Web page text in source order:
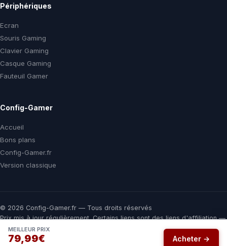
MEILLEUR PRIX
79,99€ Acheter →
Périphériques
Ecran
Souris Gaming
Clavier Gaming
Casque Gaming
Fauteuil Gamer
Config-Gamer
Accueil
Bons plans
Config-Gamer.fr
Version classique
© 2026 Config-Gamer.fr — Tous droits réservés
Prix mis à jour régulièrement. Certains liens sont des liens d'affiliation —
vous payez le même prix chez le marchand, une commission nous aide
à financer ce comparateur gratuit.